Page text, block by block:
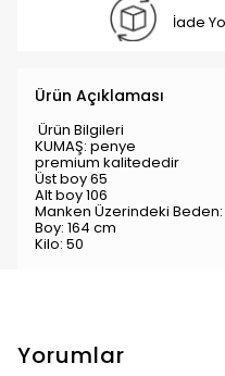
İade
Ürün Açıklaması
Ürün Bilgileri
KUMAŞ: penye
premium kalitededir
Üst boy 65
Alt boy 106
Manken Üzerindeki
Boy: 164 cm
Kilo: 50
Yorumlar